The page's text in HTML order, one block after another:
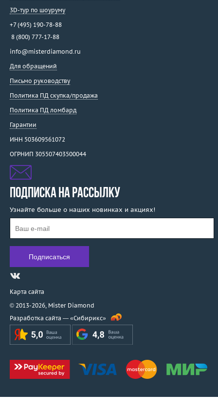
3D-тур по шоуруму
+7 (495) 190-78-88
8 (800) 777-17-88
info@misterdiamond.ru
Для обращений
Письмо руководству
Политика ПД скупка/продажа
Политика ПД ломбард
Гарантии
ИНН 503609561072
ОГРНИП 305507403500044
ПОДПИСКА НА РАССЫЛКУ
Узнайте больше о наших новинках и акциях!
Карта сайта
© 2013-2026, Mister Diamond
Разработка сайта — «Сибирикс»